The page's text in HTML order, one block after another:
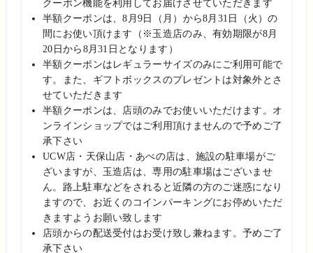
クーポン機能を利用してお届けさせていただきます
半額クーポンは、8月9日（月）から8月31日（火）の
間にお使い頂けます（※玉造店のみ、有効期限が8月
20日から8月31日となります）
半額クーポンはレギュ ラーサイズのみにご利用可能で
す。また、ギフトボックスのプレゼントは対象外とさ
せていただきます
半額クーポンは、店頭のみでお使いいただけます。オ
ンラインショップではご利用頂けませんので予めご了
承下さい
UCW店・天保山店・あべの店は、施設の駐車場がご
ざいますが、 玉造店は、専用の駐車場はございませ
ん。路上駐車などを されると近隣の方のご迷惑になり
ますので、お近くのコイ ンパーキングにお停めいただ
きますようお願い致します
店頭からの配送受付はお受け致し兼ねます。予めご了
承下さい